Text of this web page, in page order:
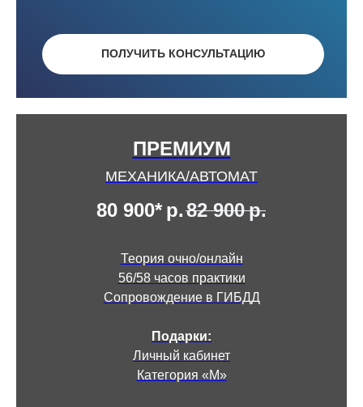
ПОЛУЧИТЬ КОНСУЛЬТАЦИЮ
ПРЕМИУМ
МЕХАНИКА/АВТОМАТ
80 900* р.82 900р.
Теория очно/онлайн
56/58 часов практики
Сопровождение в ГИБДД
Подарки:
Личный кабинет
Категория «М»